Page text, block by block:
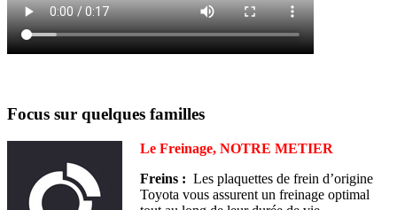
Focus sur quelques familles
Le Freinage, NOTRE METIER
Freins : Les plaquettes de frein d’origine
Toyota vous assurent un freinage optimal